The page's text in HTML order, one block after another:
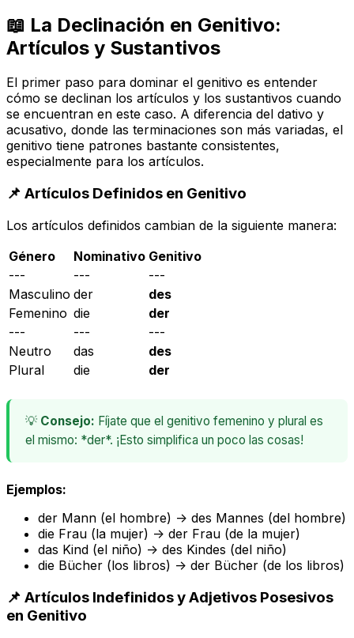
📖 La Declinación en Genitivo:
Artículos y Sustantivos
El primer paso para dominar el genitivo es entender
cómo se declinan los artículos y los sustantivos cuando
se encuentran en este caso. A diferencia del dativo y
acusativo, donde las terminaciones son más variadas, el
genitivo tiene patrones bastante consistentes,
especialmente para los artículos.
📌 Artículos Definidos en Genitivo
Los artículos definidos cambian de la siguiente manera:
Género
Nominativo Genitivo
---
---
---
Masculino der
des
Femenino die
der
---
---
---
Neutro
das
des
Plural
die der
💡 Consejo: Fíjate que el genitivo femenino y plural es
el mismo: *der*. ¡Esto simplifica un poco las cosas!
Ejemplos:
der Mann (el hombre) -> des Mannes (del hombre)
die Frau (la mujer) -> der Frau (de la mujer)
das Kind (el niño) -> des Kindes (del niño)
die Bücher (los libros) -> der Bücher (de los libros)
📌 Artículos Indefinidos y Adjetivos Posesivos
en Genitivo